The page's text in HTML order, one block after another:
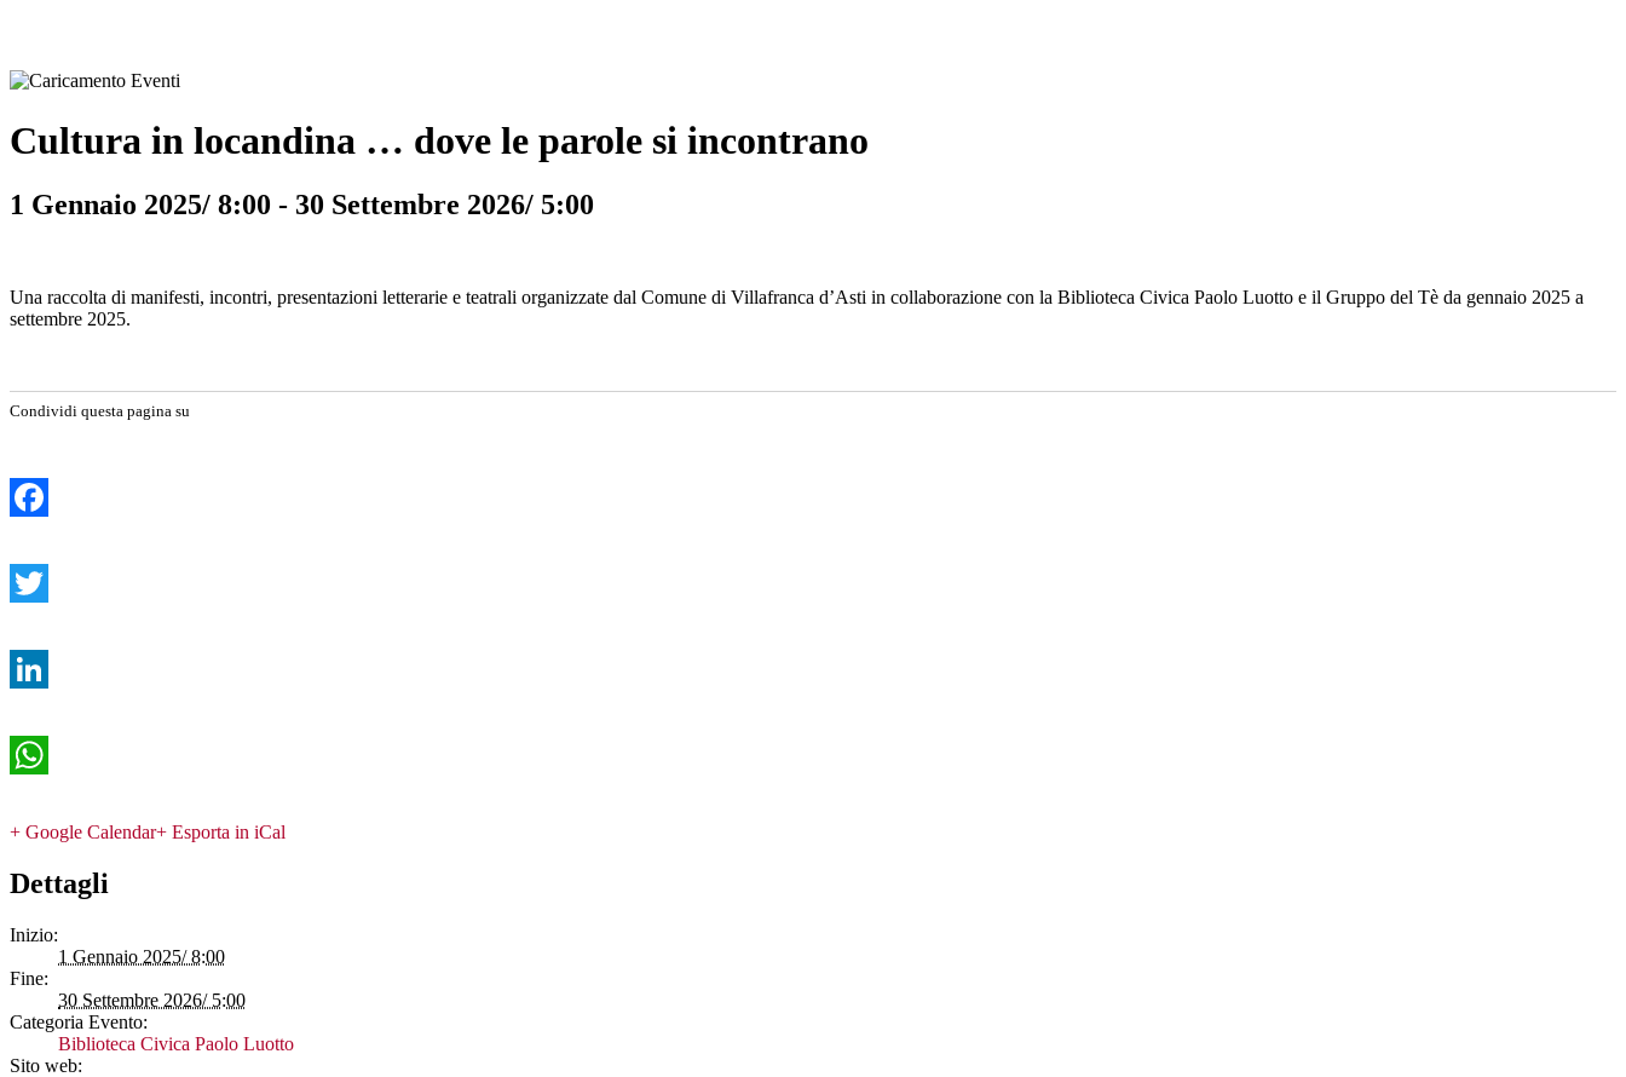
Cultura in locandina … dove le parole si incontrano
1 Gennaio 2025/ 8:00 - 30 Settembre 2026/ 5:00
Una raccolta di manifesti, incontri, presentazioni letterarie e teatrali organizzate dal Comune di Villafranca d’Asti in collaborazione con la Biblioteca Civica Paolo Luotto e il Gruppo del Tè da gennaio 2025 a
settembre 2025.
Condividi questa pagina su
+ Google Calendar+ Esporta in iCal
Dettagli
Inizio:
1 Gennaio 2025/ 8:00
Fine:
30 Settembre 2026/ 5:00
Categoria Evento:
Biblioteca Civica Paolo Luotto
Sito web: